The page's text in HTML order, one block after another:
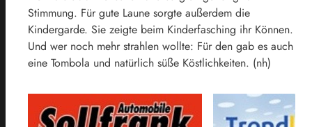
Stimmung. Für gute Laune sorgte außerdem die
Kindergarde. Sie zeigte beim Kinderfasching ihr Können.
Und wer noch mehr strahlen wollte: Für den gab es auch
eine Tombola und natürlich süße Köstlichkeiten. (nh)